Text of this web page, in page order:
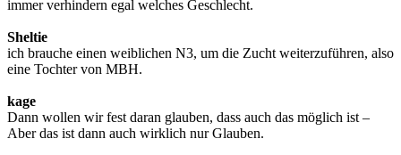
immer verhindern egal welches Geschlecht.
Sheltie
ich brauche einen weiblichen N3, um die Zucht weiterzuführen, also
eine Tochter von MBH.
kage
Dann wollen wir fest daran glauben, dass auch das möglich ist –
Aber das ist dann auch wirklich nur Glauben.